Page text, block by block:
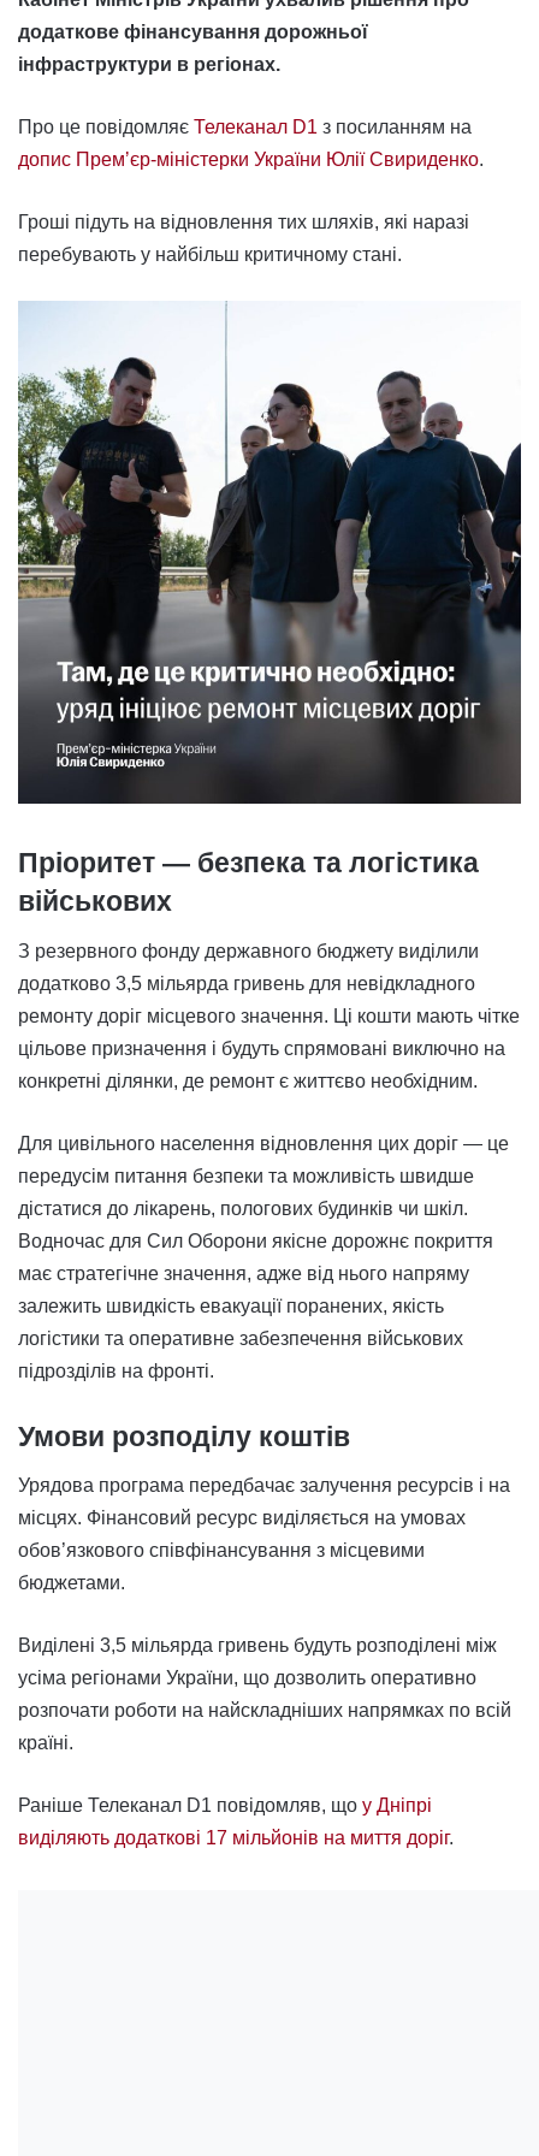
додаткове фінансування дорожньої
інфраструктури в регіонах.
Про це повідомляє Телеканал D1 з посиланням на
допис Премʼєр-міністерки України Юлії Свириденко.
Гроші підуть на відновлення тих шляхів, які наразі
перебувають у найбільш критичному стані.
Пріоритет — безпека та логістика
військових
З резервного фонду державного бюджету виділили
додатково 3,5 мільярда гривень для невідкладного
ремонту доріг місцевого значення. Ці кошти мають чітке
цільове призначення і будуть спрямовані виключно на
конкретні ділянки, де ремонт є життєво необхідним.
Для цивільного населення відновлення цих доріг — це
передусім питання безпеки та можливість швидше
дістатися до лікарень, пологових будинків чи шкіл.
Водночас для Сил Оборони якісне дорожнє покриття
має стратегічне значення, адже від нього напряму
залежить швидкість евакуації поранених, якість
логістики та оперативне забезпечення військових
підрозділів на фронті.
Умови розподілу коштів
Урядова програма передбачає залучення ресурсів і на
місцях. Фінансовий ресурс виділяється на умовах
обов’язкового співфінансування з місцевими
бюджетами.
Виділені 3,5 мільярда гривень будуть розподілені між
усіма регіонами України, що дозволить оперативно
розпочати роботи на найскладніших напрямках по всій
країні.
Раніше Телеканал D1 повідомляв, що у Дніпрі
виділяють додаткові 17 мільйонів на миття доріг.